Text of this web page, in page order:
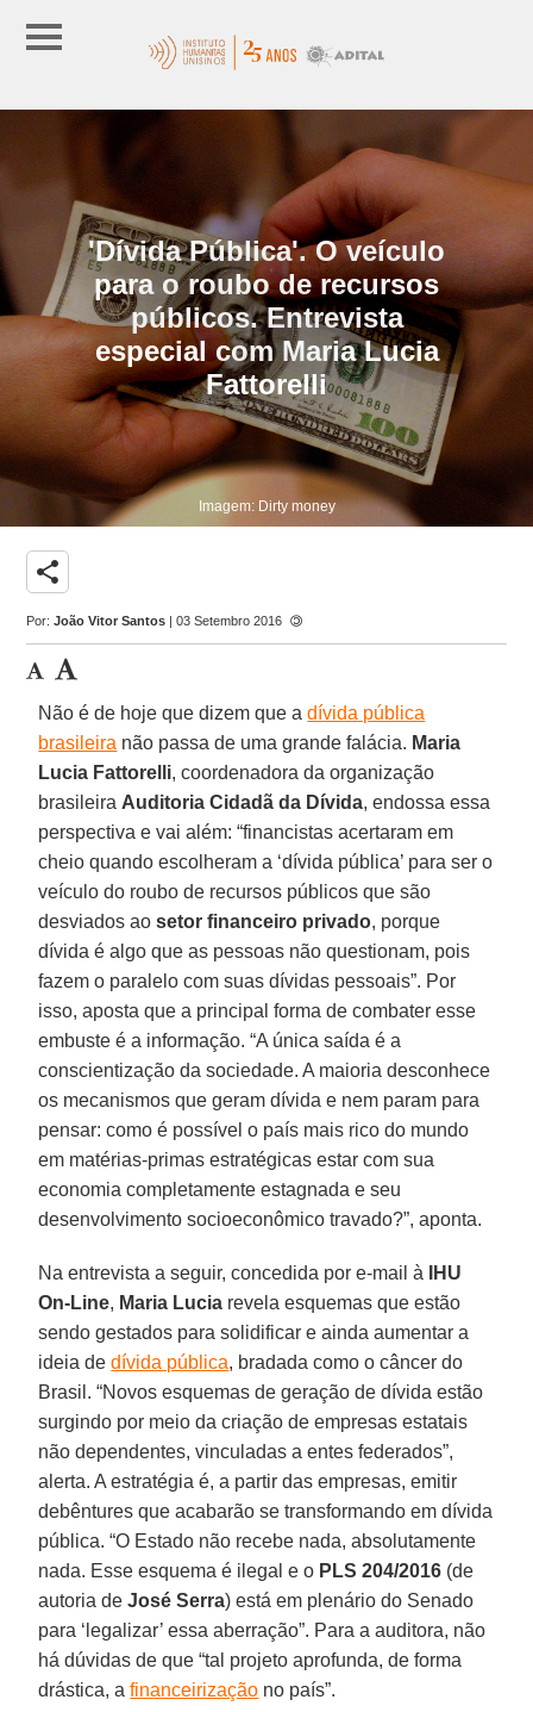
'Dívida Pública'. O veículo
para o roubo de recursos
públicos. Entrevista
especial com Maria Lucia
Fattorelli
Imagem: Dirty money
share
Por:João Vitor Santos | 03 Setembro 2016
Não é de hoje que dizem que adívida pública
brasileira não passa de uma grande falácia. Maria
Lucia Fattorelli, coordenadora da organização
brasileira Auditoria Cidadã da Dívida, endossa essa
perspectiva e vai além: “financistas acertaram em
cheio quando escolheram a ‘dívida pública’ para ser o
veículo do roubo de recursos públicos que são
desviados aosetor financeiro privado, porque
dívida é algo que as pessoas não questionam, pois
fazem o paralelo com suas dívidas pessoais”. Por
isso, aposta que a principal forma de combater esse
embuste é a informação. “A única saída é a
conscientização da sociedade. A maioria desconhece
os mecanismos que geram dívida e nem param para
pensar: como é possível o país mais rico do mundo
em matérias-primas estratégicas estar com sua
economia completamente estagnada e seu
desenvolvimento socioeconômico travado?”, aponta.
Na entrevista a seguir, concedida por e-mail à IHU
On-Line, Maria Lucia revela esquemas que estão
sendo gestados para solidificar e ainda aumentar a
ideia dedívida pública, bradada como o câncer do
Brasil. “Novos esquemas de geração de dívida estão
surgindo por meio da criação de empresas estatais
não dependentes, vinculadas a entes federados”,
alerta. A estratégia é, a partir das empresas, emitir
debêntures que acabarão se transformando em dívida
pública. “O Estado não recebe nada, absolutamente
nada. Esse esquema é ilegal e o PLS 204/2016 (de
autoria de José Serra) está em plenário do Senado
para ‘legalizar’ essa aberração”. Para a auditora, não
há dúvidas de que “tal projeto aprofunda, de forma
drástica, afinanceirização no país”.